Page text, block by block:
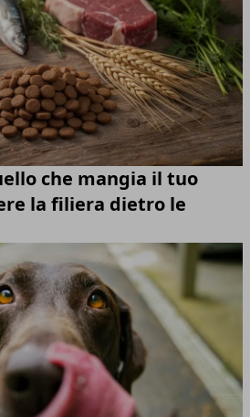
che mangia il tuo
la filiera dietro le